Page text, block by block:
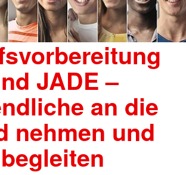
JADE –
an die
nehmen und
begleiten